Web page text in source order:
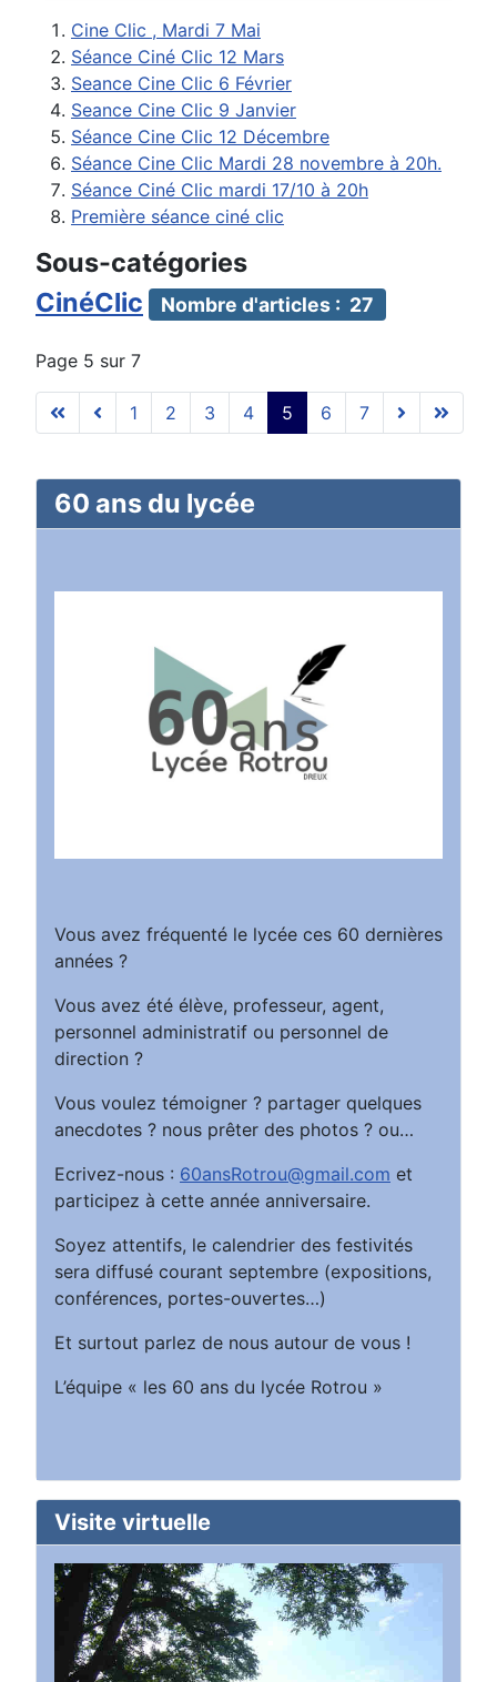
Cine Clic , Mardi 7 Mai
Séance Ciné Clic 12 Mars
Seance Cine Clic 6 Février
Seance Cine Clic 9 Janvier
Séance Cine Clic 12 Décembre
Séance Cine Clic Mardi 28 novembre à 20h.
Séance Ciné Clic mardi 17/10 à 20h
Première séance ciné clic
Sous-catégories
CinéClic
Nombre d'articles : 27
Page 5 sur 7
1 2 3 4 5 6 7
60 ans du lycée
Vous avez fréquenté le lycée ces 60 dernières
années ?
Vous avez été élève, professeur, agent,
personnel administratif ou personnel de
direction ?
Vous voulez témoigner ? partager quelques
anecdotes ? nous prêter des photos ? ou…
Ecrivez-nous : 60ansRotrou@gmail.com et
participez à cette année anniversaire.
Soyez attentifs, le calendrier des festivités
sera diffusé courant septembre (expositions,
conférences, portes-ouvertes…)
Et surtout parlez de nous autour de vous !
L’équipe « les 60 ans du lycée Rotrou »
Visite virtuelle